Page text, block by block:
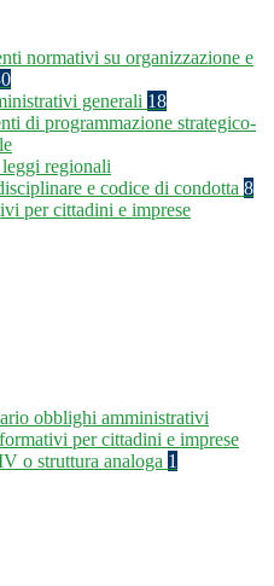
normativi su organizzazione e
generali 18
di programmazione strategico-
leggi regionali
e codice di condotta 8
per cittadini e imprese
obblighi amministrativi
per cittadini e imprese
o struttura analoga 1